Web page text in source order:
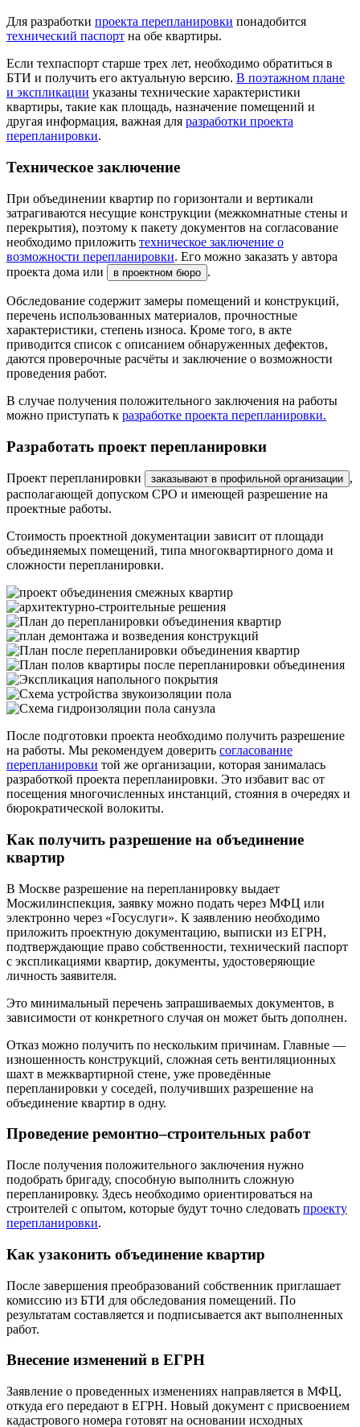
Для разработки проекта перепланировки понадобится
технический паспорт на обе квартиры.
Если техпаспорт старше трех лет, необходимо обратиться в
БТИ и получить его актуальную версию. В поэтажном плане
и экспликации указаны технические характеристики
квартиры, такие как площадь, назначение помещений и
другая информация, важная для разработки проекта
перепланировки.
Техническое заключение
При объединении квартир по горизонтали и вертикали
затрагиваются несущие конструкции (межкомнатные стены и
перекрытия), поэтому к пакету документов на согласование
необходимо приложить техническое заключение о
возможности перепланировки. Его можно заказать у автора
проекта дома или
в проектном бюро .
Обследование содержит замеры помещений и конструкций,
перечень использованных материалов, прочностные
характеристики, степень износа. Кроме того, в акте
приводится список с описанием обнаруженных дефектов,
даются проверочные расчёты и заключение о возможности
проведения работ.
В случае получения положительного заключения на работы
можно приступать к разработке проекта перепланировки.
Разработать проект перепланировки
Проект перепланировки заказывают в профильной организации ,
располагающей допуском СРО и имеющей разрешение на
проектные работы.
Стоимость проектной документации зависит от площади
объединяемых помещений, типа многоквартирного дома и
сложности перепланировки.
После подготовки проекта необходимо получить разрешение
на работы. Мы рекомендуем доверить согласование
перепланировки той же организации, которая занималась
разработкой проекта перепланировки. Это избавит вас от
посещения многочисленных инстанций, стояния в очередях и
бюрократической волокиты.
Как получить разрешение на объединение
квартир
В Москве разрешение на перепланировку выдает
Мосжилинспекция, заявку можно подать через МФЦ или
электронно через «Госуслуги». К заявлению необходимо
приложить проектную документацию, выписки из ЕГРН,
подтверждающие право собственности, технический паспорт
с экспликациями квартир, документы, удостоверяющие
личность заявителя.
Это минимальный перечень запрашиваемых документов, в
зависимости от конкретного случая он может быть дополнен.
Отказ можно получить по нескольким причинам. Главные —
изношенность конструкций, сложная сеть вентиляционных
шахт в межквартирной стене, уже проведённые
перепланировки у соседей, получивших разрешение на
объединение квартир в одну.
Проведение ремонтно–строительных работ
После получения положительного заключения нужно
подобрать бригаду, способную выполнить сложную
перепланировку. Здесь необходимо ориентироваться на
строителей с опытом, которые будут точно следовать проекту
перепланировки.
Как узаконить объединение квартир
После завершения преобразований собственник приглашает
комиссию из БТИ для обследования помещений. По
результатам составляется и подписывается акт выполненных
работ.
Внесение изменений в ЕГРН
Заявление о проведенных изменениях направляется в МФЦ,
откуда его передают в ЕГРН. Новый документ с присвоением
кадастрового номера готовят на основании исходных